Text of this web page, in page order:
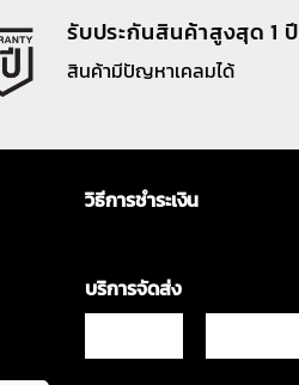
รับประกันสินค้าสูงสุด 1 ปี
สินค้ามีปัญหาเคลมได้
วิธีการชำระเงิน
บริการจัดส่ง